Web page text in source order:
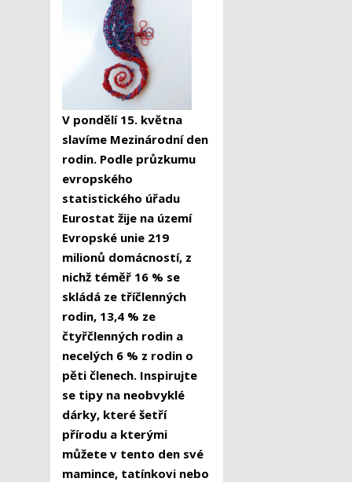
V pondělí 15. května
slavíme Mezinárodní den
rodin. Podle průzkumu
evropského
statistického úřadu
Eurostat žije na území
Evropské unie 219
milionů domácností, z
nichž téměř 16 % se
skládá ze tříčlenných
rodin, 13,4 % ze
čtyřčlenných rodin a
necelých 6 % z rodin o
pěti členech. Inspirujte
se tipy na neobvyklé
dárky, které šetří
přírodu a kterými
můžete v tento den své
mamince, tatínkovi nebo